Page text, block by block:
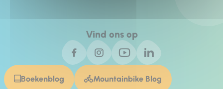
Vind ons op
Boekenblog Mountainbike Blog